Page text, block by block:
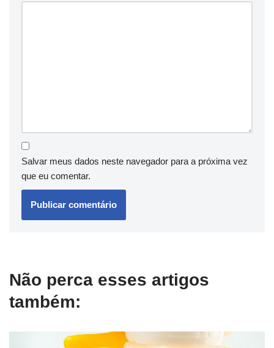
Salvar meus dados neste navegador para a próxima vez
que eu comentar.
Não perca esses artigos
também: